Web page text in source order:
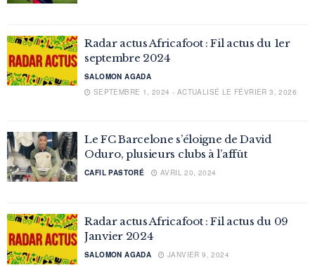
Radar actus Africafoot : Fil actus du 1er
septembre 2024
SALOMON AGADA
SEPTEMBRE 1, 2024 - ACTUALISÉ LE FÉVRIER 3, 2026
Le FC Barcelone s’éloigne de David
Oduro, plusieurs clubs à l’affût
CAFIL PASTORÉ AVRIL 20, 2024
Radar actus Africafoot : Fil actus du 09
Janvier 2024
SALOMON AGADA JANVIER 9, 2024